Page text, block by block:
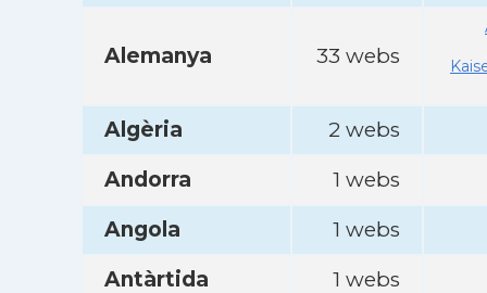
Alemanya 33 webs
Algèria
2 webs
Andorra
1 webs
Angola
1 webs
Antàrtida
1 webs